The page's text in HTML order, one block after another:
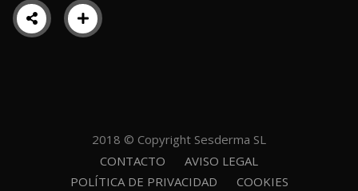
2018 © Copyright Sesderma SL
CONTACTO
AVISO LEGAL
POLÍTICA DE PRIVACIDAD
COOKIES